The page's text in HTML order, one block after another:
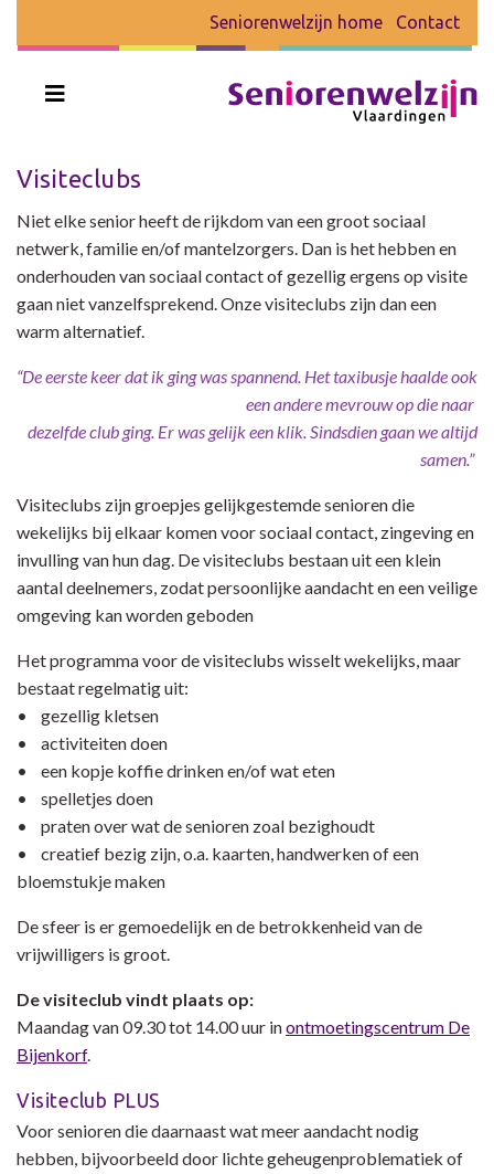
Seniorenwelzijn home Contact
Visiteclubs
Niet elke senior heeft de rijkdom van een groot sociaal
netwerk, familie en/of mantelzorgers. Dan is het hebben en
onderhouden van sociaal contact of gezellig ergens op visite
gaan niet vanzelfsprekend. Onze visiteclubs zijn dan een
warm alternatief.
“De eerste keer dat ik ging was spannend. Het taxibusje haalde ook
een andere mevrouw op die naar
dezelfde club ging. Er was gelijk een klik. Sindsdien gaan we altijd
samen.”
Visiteclubs zijn groepjes gelijkgestemde senioren die
wekelijks bij elkaar komen voor sociaal contact, zingeving en
invulling van hun dag. De visiteclubs bestaan uit een klein
aantal deelnemers, zodat persoonlijke aandacht en een veilige
omgeving kan worden geboden
Het programma voor de visiteclubs wisselt wekelijks, maar
bestaat regelmatig uit:
• gezellig kletsen
• activiteiten doen
• een kopje koffie drinken en/of wat eten
• spelletjes doen
• praten over wat de senioren zoal bezighoudt
• creatief bezig zijn, o.a. kaarten, handwerken of een
bloemstukje maken
De sfeer is er gemoedelijk en de betrokkenheid van de
vrijwilligers is groot.
De visiteclub vindt plaats op:
Maandag van 09.30 tot 14.00 uur inontmoetingscentrum De
Bijenkorf.
Visiteclub PLUS
Voor senioren die daarnaast wat meer aandacht nodig
hebben, bijvoorbeeld door lichte geheugenproblematiek of